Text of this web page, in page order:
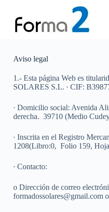
Aviso legal
1.- Esta página Web es
SOLARES S.L. ∙ CIF:
∙ Domicilio social: Avenida
derecha. 39710 (Medio
∙ Inscrita en el Registro
1208(Libro:0, Folio 159,
∙ Contacto:
o Dirección de correo
formadossolares@gmail.com o